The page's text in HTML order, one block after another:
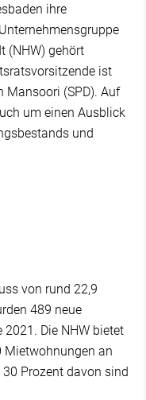
ihre
(NHW) gehört
ist
Mansoori (SPD). Auf
um einen Ausblick
und
von rund 22,9
489 neue
Die NHW bietet
Mietwohnungen an
Prozent davon sind